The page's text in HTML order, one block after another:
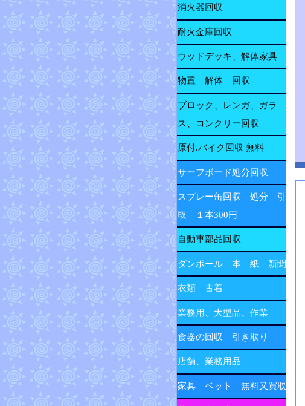
消火器回収
耐火金庫回収
ウッドデッキ、解体家具
物置 解体 回収
ブロック、レンガ、ガラ
ス、コンクリー回収
原付.バイク回収 無料
サーフボード処分回収
スプレー缶回収 処分 引
取 １本300円
自動車部品回収
ダンボール 本 紙 新聞
衣類 古着
業務用、大型品、作業
食器の回収 引き取り
店舗、業務用品
家具 ベット 無料又買取